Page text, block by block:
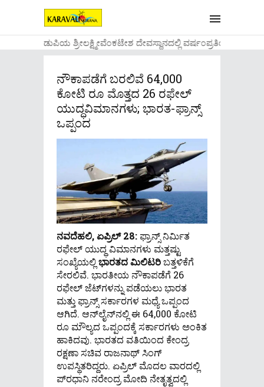
....ಉಡುಪಿಯ ಶ್ರೀಲಕ್ಷ್ಮೀವೆ೦ಕಟೇಶ ದೇವಸ್ಥಾನದಲ್ಲಿ ವರ್ಷ೦ಪ್ರತಿಯ
ನೌಕಾಪಡೆಗೆ ಬರಲಿವೆ 64,000
ಕೋಟಿ ರೂ ಮೊತ್ತದ 26 ರಫೇಲ್
ಯುದ್ಧವಿಮಾನಗಳು; ಭಾರತ-ಫ್ರಾನ್ಸ್
ಒಪ್ಪಂದ
ನವದೆಹಲಿ, ಏಪ್ರಿಲ್ 28:ಫ್ರಾನ್ಸ್ ನಿರ್ಮಿತ
ರಫೇಲ್ ಯುದ್ಧ ವಿಮಾನಗಳು ಮತ್ತಷ್ಟು
ಸಂಖ್ಯೆಯಲ್ಲಿಭಾರತದ ಮಿಲಿಟರಿಬತ್ತಳಿಕೆಗೆ
ಸೇರಲಿವೆ. ಭಾರತೀಯ ನೌಕಾಪಡೆಗೆ 26
ರಫೇಲ್ ಜೆಟ್​​ಗಳನ್ನು ಪಡೆಯಲು ಭಾರತ
ಮತ್ತು ಫ್ರಾನ್ಸ್ ಸರ್ಕಾರಗಳ ಮಧ್ಯೆ ಒಪ್ಪಂದ
ಆಗಿದೆ. ಆನ್​​ಲೈನ್​​ನಲ್ಲಿ ಈ 64,000 ಕೋಟಿ
ರೂ ಮೌಲ್ಯದ ಒಪ್ಪಂದಕ್ಕೆ ಸರ್ಕಾರಗಳು ಅಂಕಿತ
ಹಾಕಿದವು. ಭಾರತದ ವತಿಯಿಂದ ಕೇಂದ್ರ
ರಕ್ಷಣಾ ಸಚಿವ ರಾಜನಾಥ್ ಸಿಂಗ್
ಉಪಸ್ಥಿತರಿದ್ದರು. ಏಪ್ರಿಲ್ ಮೊದಲ ವಾರದಲ್ಲಿ
ಪ್​ರಧಾನಿ ನರೇಂದ್ರ ಮೋದಿ ನೇತೃತ್ವದಲ್ಲಿ